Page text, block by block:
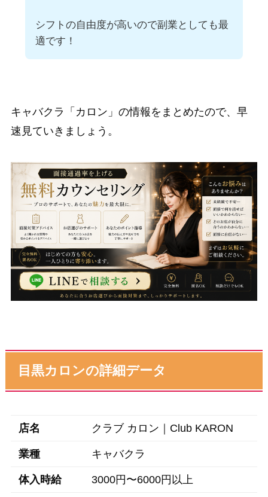
シフトの自由度が高いので副業としても最
適です！
キャバクラ「カロン」の情報をまとめたので、早
速見ていきましょう。
目黒カロンの詳細データ
店名 クラブ カロン｜Club KARON
業種 キャバクラ
体入時給 3000円〜6000円以上